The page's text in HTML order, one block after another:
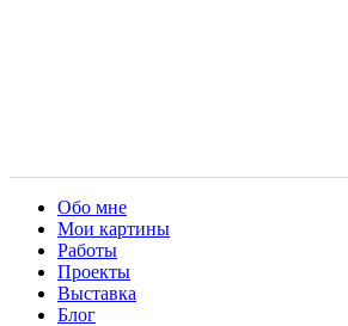
Обо мне
Мои картины
Работы
Проекты
Выставка
Блог